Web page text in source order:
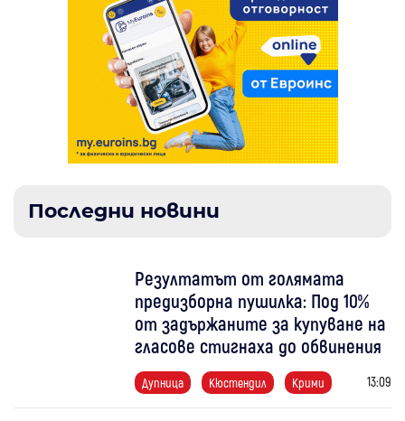
Последни новини
Резултатът от голямата
предизборна пушилка: Под 10%
от задържаните за купуване на
гласове стигнаха до обвинения
Дупница Кюстендил Крими 13:09